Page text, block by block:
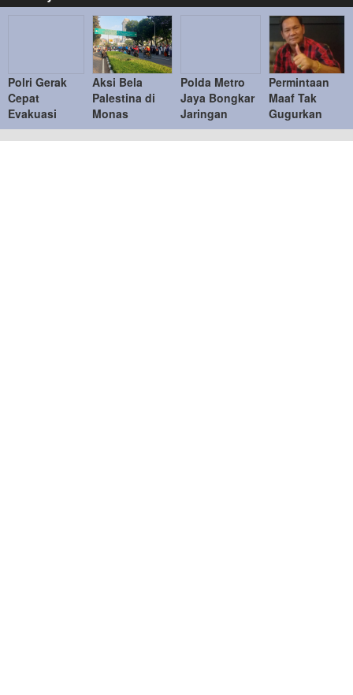
Polri Gerak
Cepat
Evakuasi
Warga
Terdampak
Aksi Bela
Palestina di
Monas
Berlangsung
Tertib, Polisi
Polda Metro
Jaya Bongkar
Jaringan
Internasional
Etomidate,
Permintaan
Maaf Tak
Gugurkan
Proses
Hukum, PWI